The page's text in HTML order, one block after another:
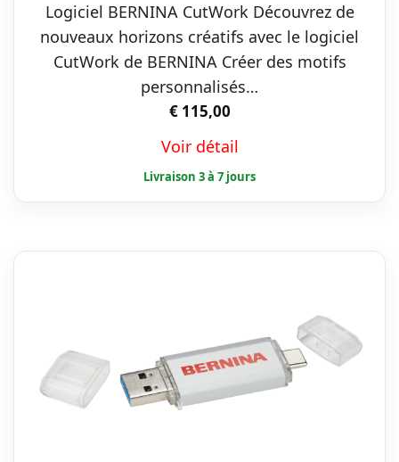
Logiciel BERNINA CutWork Découvrez de
nouveaux horizons créatifs avec le logiciel
CutWork de BERNINA Créer des motifs
personnalisés…
€115,00
Voir détail